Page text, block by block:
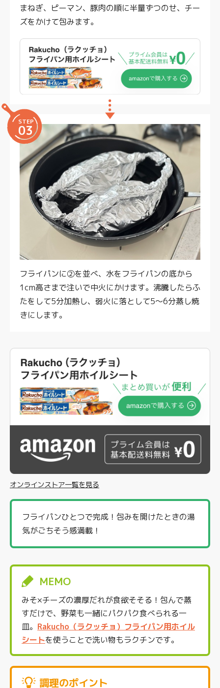
まねぎ、ピーマン、豚肉の順に半量ずつのせ、チー
ズをかけて包みます。
STEP
03
フライパンに②を並べ、水をフライパンの底から
1cm高さまで注いで中火にかけます。沸騰したらふ
たをして5分加熱し、弱火に落として5〜6分蒸し焼
きにします。
オンラインストア一覧を見る
フライパンひとつで完成！包みを開けたときの湯
気がごちそう感満載！
MEMO
みそ×チーズの濃厚だれが食欲そそる！包んで蒸
すだけで、野菜も一緒にパクパク食べられる一
皿。 Rakucho（ラクッチョ）フライパン用ホイル
シートを使うことで洗い物もラクチンです。
調理のポイント